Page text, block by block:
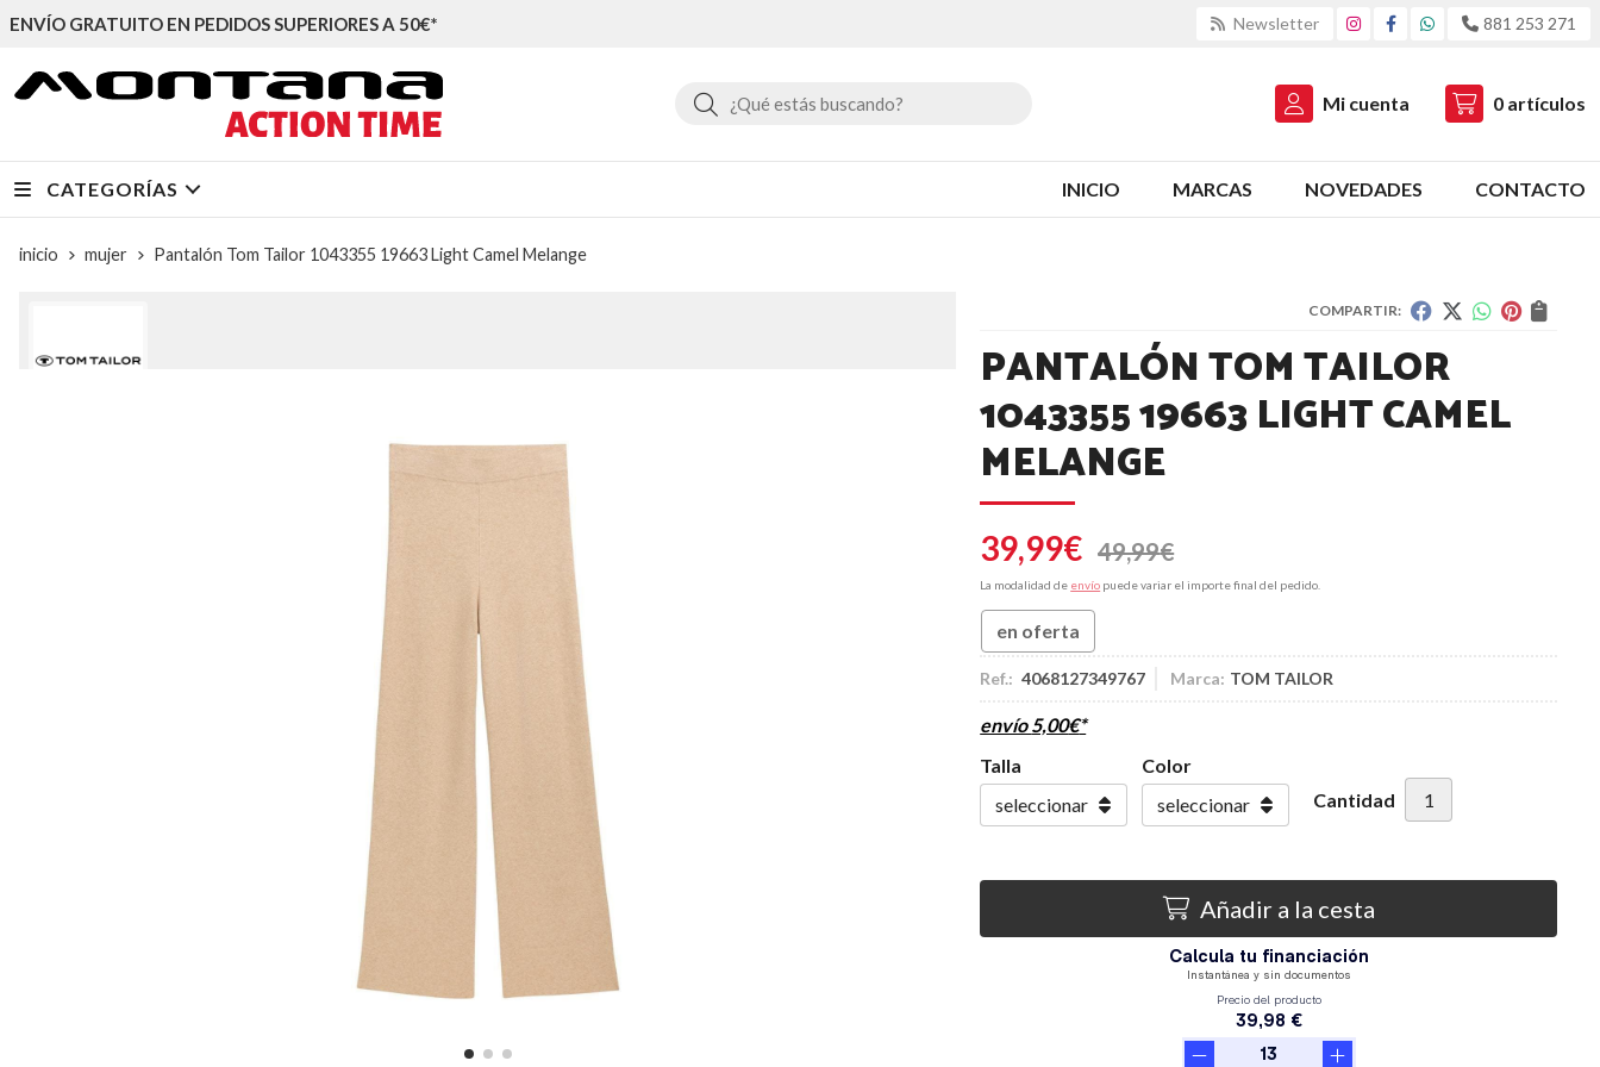
ENVÍO GRATUITO EN PEDIDOS SUPERIORES A 50€* Newsletter 881 253 271
Buscar Mi cuenta 0 artículos
CATEGORÍAS INICIO MARCAS NOVEDADES CONTACTO
inicio mujer Pantalón Tom Tailor 1043355 19663 Light Camel Melange
COMPARTIR:
PANTALÓN TOM TAILOR
1043355 19663 LIGHT CAMEL
MELANGE
39,99€ 49,99€
La modalidad de envío puede variar el importe final del pedido.
en oferta
Ref.: 4068127349767 Marca: TOM TAILOR
envío5,00€*
Talla
Color
Cantidad
Añadir a la cesta